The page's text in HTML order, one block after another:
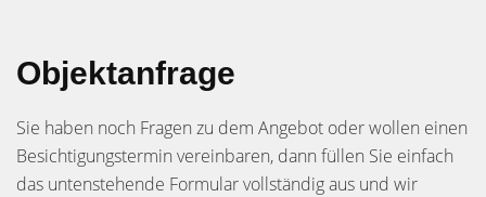
Objektanfrage
Sie haben noch Fragen zu dem Angebot oder wollen einen
Besichtigungstermin vereinbaren, dann füllen Sie einfach
das untenstehende Formular vollständig aus und wir